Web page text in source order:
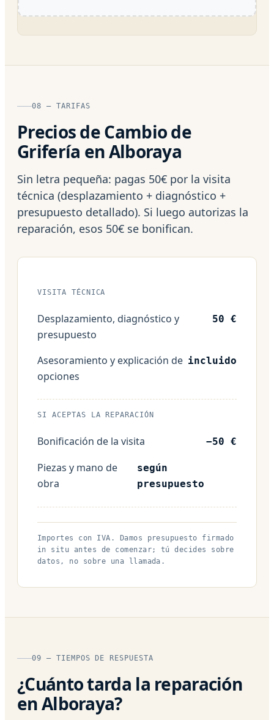
08 — TARIFAS
Precios de Cambio de
Grifería en Alboraya
Sin letra pequeña: pagas 50€ por la visita
técnica (desplazamiento + diagnóstico +
presupuesto detallado). Si luego autorizas la
reparación, esos 50€ se bonifican.
VISITA TÉCNICA
Desplazamiento, diagnóstico y
presupuesto
50 €
Asesoramiento y explicación de
opciones
incluido
SI ACEPTAS LA REPARACIÓN
Bonificación de la visita −50 €
Piezas y mano de
obra
según
presupuesto
Importes con IVA. Damos presupuesto firmado
in situ antes de comenzar; tú decides sobre
datos, no sobre una llamada.
09 — TIEMPOS DE RESPUESTA
¿Cuánto tarda la reparación
en Alboraya?